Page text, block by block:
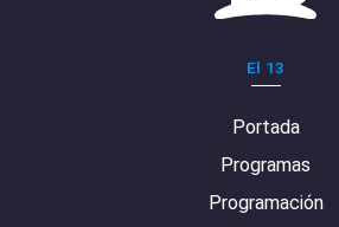
El 13
Portada
Programas
Programación